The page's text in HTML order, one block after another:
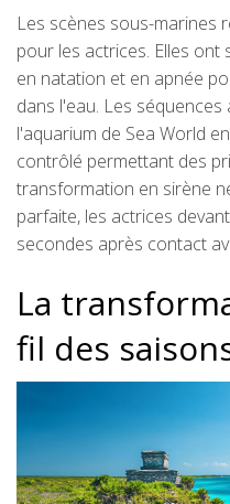
Les scènes sous-marines
pour les actrices. Elles
en natation et en apnée
dans l'eau. Les
l'aquarium de Sea World
contrôlé permettant des
transformation en sirène
parfaite, les actrices
secondes après contact
La
fil des